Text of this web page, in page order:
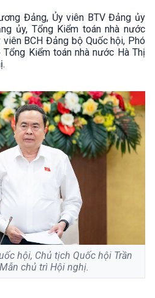
Đảng, Ủy viên BTV Đảng ủy
ủy, Tổng Kiểm toán nhà nước
viên BCH Đảng bộ Quốc hội, Phó
Kiểm toán nhà nước Hà Thị
hội, Chủ tịch Quốc hội Trần
chủ trì Hội nghị.